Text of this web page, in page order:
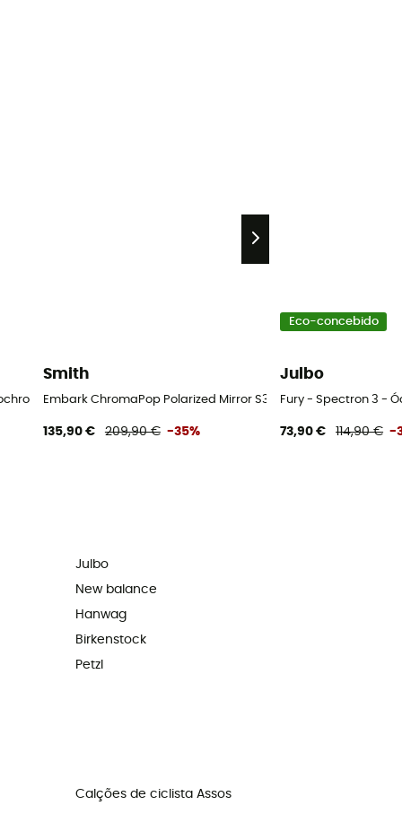
- Óculos de glaciar
Smith
Embark ChromaPop Polarized Mirror S3 - Óculos de glaciar
135,90 € 209,90 € -35%
Eco-concebido
Julbo
Fury - Spectron 3 -
73,90 € 114,90 € -
Julbo
New balance
Hanwag
Birkenstock
Petzl
Calções de ciclista Assos